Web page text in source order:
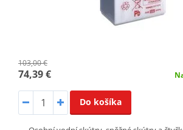
103,00 €
74,39 €
Do košíka